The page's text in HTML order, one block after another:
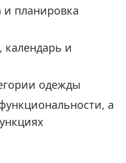
планировка
и
одежды
а